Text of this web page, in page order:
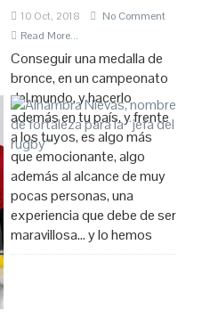
10 Oct, 2018
No Comment
Read More...
Conseguir una medalla de
bronce, en un campeonato
del mundo, y hacerlo
además en tu país, y frente
a los tuyos, es algo más
que emocionante, algo
además al alcance de muy
pocas personas, una
experiencia que debe de ser
maravillosa… y lo hemos